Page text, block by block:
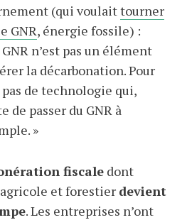
(qui voulaittourner
GNR, énergie fossile) :
n’est pas un élément
la décarbonation. Pour
de technologie qui,
de passer du GNR à
»
fiscale dont
et forestier devient
. Les entreprises n’ont